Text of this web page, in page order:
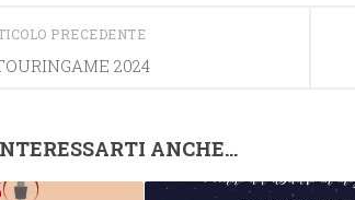
PRECEDENTE
2024
ANCHE...